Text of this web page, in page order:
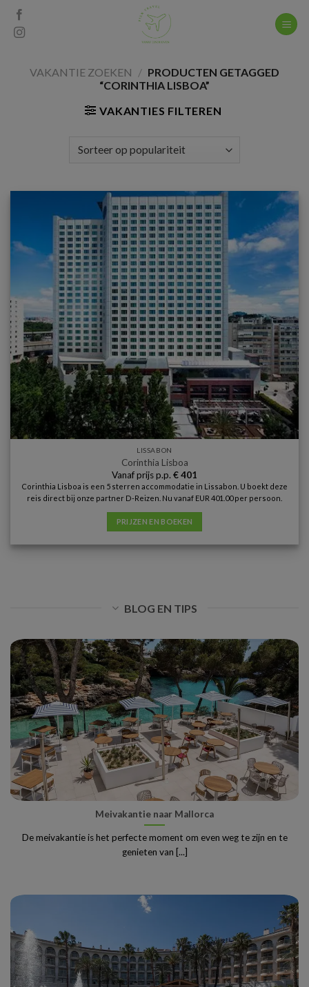
Skip
content
VAKANTIE ZOEKEN / PRODUCTEN GETAGGED
“CORINTHIA LISBOA”
VAKANTIES FILTEREN
LISSABON
Corinthia Lisboa
Vanaf prijs p.p. €401
Corinthia Lisboa is een 5 sterren accommodatie in Lissabon. U boekt deze
reis direct bij onze partner D-Reizen. Nu vanaf EUR 401.00 per persoon.
PRIJZEN EN BOEKEN
BLOG EN TIPS
Meivakantie naar Mallorca
De meivakantie is het perfecte moment om even weg te zijn en te
genieten van [...]